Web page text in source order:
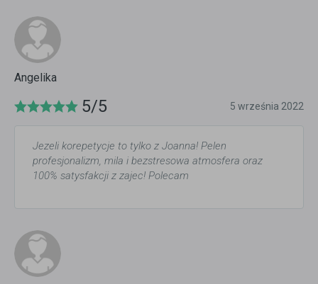
Angelika
5/5 5 września 2022
Jezeli korepetycje to tylko z Joanna! Pelen
profesjonalizm, mila i bezstresowa atmosfera oraz
100% satysfakcji z zajec! Polecam